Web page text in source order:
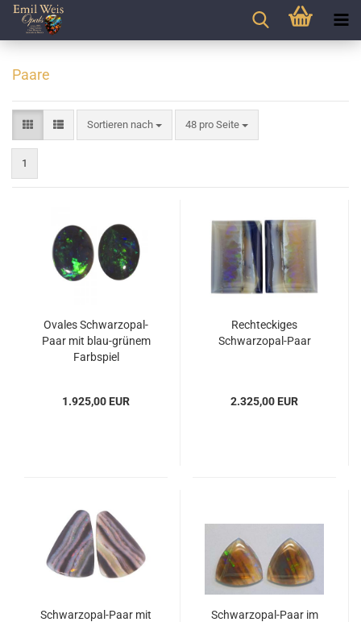
Paare
Sortieren nach
Sortieren nach 48 pro Seite
pro Seite
1
Ovales Schwarzopal-
Paar mit blau-grünem
Farbspiel
1.925,00 EUR
Rechteckiges
Schwarzopal-Paar
2.325,00 EUR
Schwarzopal-Paar mit
Schwarzopal-Paar im